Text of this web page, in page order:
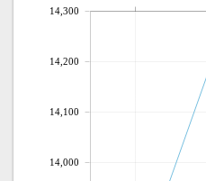
14,000
14,100
14,200
14,300